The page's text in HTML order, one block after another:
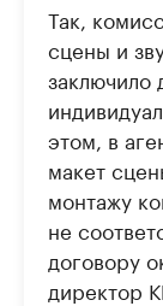
Так,
сцены и
заключило
этом, в
макет
монтажу
не
договору
директор